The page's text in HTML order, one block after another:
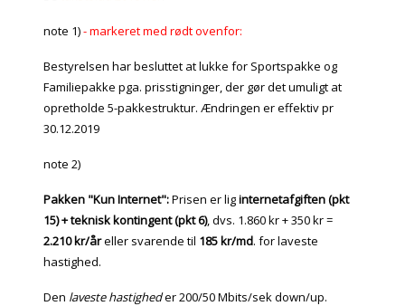
note 1)- markeret med rødt ovenfor:
Bestyrelsen har besluttet at lukke for Sportspakke og
Familiepakke pga. prisstigninger, der gør det umuligt at
opretholde 5-pakkestruktur. Ændringen er effektiv pr
30.12.2019
note 2)
Pakken "Kun Internet":Prisen er liginternetafgiften (pkt
15) + teknisk kontingent (pkt 6), dvs. 1.860 kr + 350 kr =
2.210 kr/åreller svarende til 185 kr/md. for laveste
hastighed.
Den laveste hastigheder 200/50 Mbits/sek down/up.